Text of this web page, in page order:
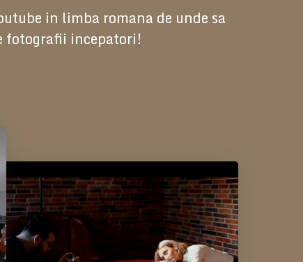
in limba romana de unde sa
fotografii incepatori!